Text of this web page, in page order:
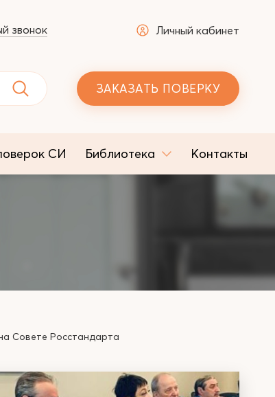
звонок Личный кабинет
ЗАКАЗАТЬ ПОВЕРКУ
СИ Библиотека Контакты
Совете Росстандарта